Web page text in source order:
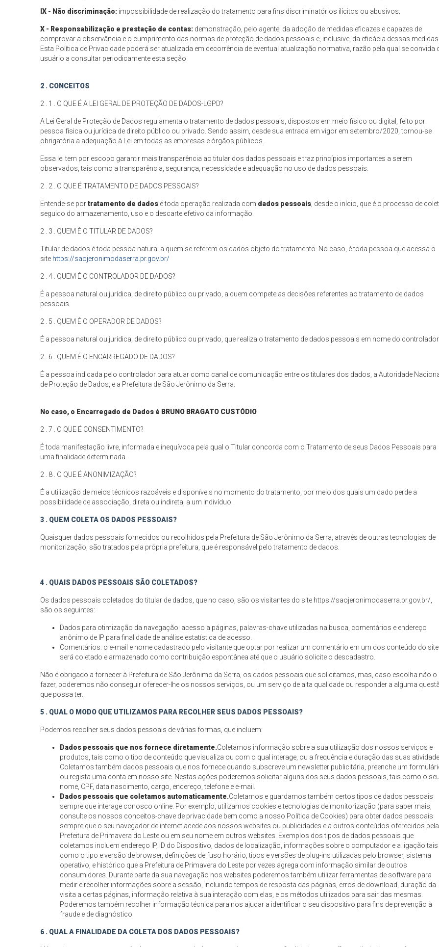
IX - Não discriminação: impossibilidade de realização do tratamento para fins discriminatórios ilícitos ou abusivos;
X - Responsabilização e prestação de contas: demonstração, pelo agente, da adoção de medidas eficazes e capazes de
comprovar a observância e o cumprimento das normas de proteção de dados pessoais e, inclusive, da eficácia dessas
Esta Política de Privacidade poderá ser atualizada em decorrência de eventual atualização normativa, razão pela qual se convida
usuário a consultar periodicamente esta seção
2 . CONCEITOS
2 . 1 . O QUE É A LEI GERAL DE PROTEÇÃO DE DADOS-LGPD?
A Lei Geral de Proteção de Dados regulamenta o tratamento de dados pessoais, dispostos em meio físico ou digital, feito por
pessoa física ou jurídica de direito público ou privado. Sendo assim, desde sua entrada em vigor em setembro/2020, tornou-se
obrigatória a adequação à Lei em todas as empresas e órgãos públicos.
Essa lei tem por escopo garantir mais transparência ao titular dos dados pessoais e traz princípios importantes a serem
observados, tais como a transparência, segurança, necessidade e adequação no uso de dados pessoais.
2 . 2 . O QUE É TRATAMENTO DE DADOS PESSOAIS?
Entende-se portratamento de dados é toda operação realizada com dados pessoais , desde o início, que é o processo de
seguido do armazenamento, uso e o descarte efetivo da informação.
2 . 3 . QUEM É O TITULAR DE DADOS?
Titular de dados é toda pessoa natural a quem se referem os dados objeto do tratamento. No caso, é toda pessoa que acessa o
site https://saojeronimodaserra.pr.gov.br/
2 . 4 . QUEM É O CONTROLADOR DE DADOS?
É a pessoa natural ou jurídica, de direito público ou privado, a quem compete as decisões referentes ao tratamento de dados
pessoais.
2 . 5 . QUEM É O OPERADOR DE DADOS?
É a pessoa natural ou jurídica, de direito público ou privado, que realiza o tratamento de dados pessoais em nome do
2 . 6 . QUEM É O ENCARREGADO DE DADOS?
É a pessoa indicada pelo controlador para atuar como canal de comunicação entre os titulares dos dados, a Autoridade
de Proteção de Dados, e a Prefeitura de São Jerônimo da Serra.
No caso, o Encarregado de Dados é BRUNO BRAGATO CUSTÓDIO
2 . 7 . O QUE É CONSENTIMENTO?
É toda manifestação livre, informada e inequívoca pela qual o Titular concorda com o Tratamento de seus Dados Pessoais para
uma finalidade determinada.
2 . 8 . O QUE É ANONIMIZAÇÃO?
É a utilização de meios técnicos razoáveis e disponíveis no momento do tratamento, por meio dos quais um dado perde a
possibilidade de associação, direta ou indireta, a um indivíduo.
3 . QUEM COLETA OS DADOS PESSOAIS?
Quaisquer dados pessoais fornecidos ou recolhidos pela Prefeitura de São Jerônimo da Serra, através de outras tecnologias de
monitorização, são tratados pela própria prefeitura, que é responsável pelo tratamento de dados.
4 . QUAIS DADOS PESSOAIS SÃO COLETADOS?
Os dados pessoais coletados do titular de dados, que no caso, são os visitantes do site https://saojeronimodaserra.pr.gov.br/,
são os seguintes:
Dados para otimização da navegação: acesso a páginas, palavras-chave utilizadas na busca, comentários e endereço
anônimo de IP para finalidade de análise estatística de acesso.
Comentários: o e-mail e nome cadastrado pelo visitante que optar por realizar um comentário em um dos conteúdo do site
será coletado e armazenado como contribuição espontânea até que o usuário solicite o descadastro.
Não é obrigado a fornecer à Prefeitura de São Jerônimo da Serra, os dados pessoais que solicitamos, mas, caso escolha não o
fazer, poderemos não conseguir oferecer-lhe os nossos serviços, ou um serviço de alta qualidade ou responder a alguma
que possa ter.
5 . QUAL O MODO QUE UTILIZAMOS PARA RECOLHER SEUS DADOS PESSOAIS?
Podemos recolher seus dados pessoais de várias formas, que incluem:
Dados pessoais que nos fornece diretamente.Coletamos informação sobre a sua utilização dos nossos serviços e
produtos, tais como o tipo de conteúdo que visualiza ou com o qual interage, ou a frequência e duração das suas
Coletamos também dados pessoais que nos fornece quando subscreve um newsletter publicitária, preenche um
ou regista uma conta em nosso site. Nestas ações poderemos solicitar alguns dos seus dados pessoais, tais como o
nome, CPF, data nascimento, cargo, endereço, telefone e e-mail.
Dados pessoais que coletamos automaticamente.Coletamos e guardamos também certos tipos de dados pessoais
sempre que interage conosco online. Por exemplo, utilizamos cookies e tecnologias de monitorização (para saber mais,
consulte os nossos conceitos-chave de privacidade bem como a nosso Política de Cookies) para obter dados pessoais
sempre que o seu navegador de internet acede aos nossos websites ou publicidades e a outros conteúdos oferecidos pela
Prefeitura de Primavera do Leste ou em seu nome em outros websites. Exemplos dos tipos de dados pessoais que
coletamos incluem endereço IP, ID do Dispositivo, dados de localização, informações sobre o computador e a ligação tais
como o tipo e versão de browser, definições de fuso horário, tipos e versões de plug-ins utilizadas pelo browser, sistema
operativo, e histórico que a Prefeitura de Primavera do Leste por vezes agrega com informação similar de outros
consumidores. Durante parte da sua navegação nos websites poderemos também utilizar ferramentas de software para
medir e recolher informações sobre a sessão, incluindo tempos de resposta das páginas, erros de download, duração da
visita a certas páginas, informação relativa à sua interação com elas, e os métodos utilizados para sair das mesmas.
Poderemos também recolher informação técnica para nos ajudar a identificar o seu dispositivo para fins de prevenção à
fraude e de diagnóstico.
6 . QUAL A FINALIDADE DA COLETA DOS DADOS PESSOAIS?